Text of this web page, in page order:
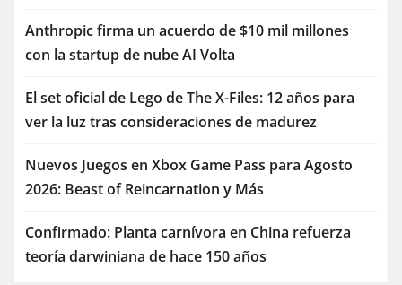
Anthropic firma un acuerdo de $10 mil millones
con la startup de nube AI Volta
El set oficial de Lego de The X-Files: 12 años para
ver la luz tras consideraciones de madurez
Nuevos Juegos en Xbox Game Pass para Agosto
2026: Beast of Reincarnation y Más
Confirmado: Planta carnívora en China refuerza
teoría darwiniana de hace 150 años